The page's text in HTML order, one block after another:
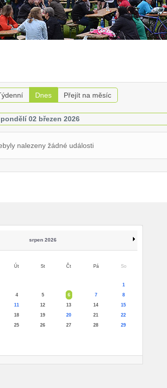
Dnes Přejít na měsíc
pondělí 02 březen 2026
nalezeny žádné události
srpen 2026
Út St Čt Pá So
1
4 5 6 7
8
11 12 13 14
15
18 19 20 21
22
25 26 27 28
29